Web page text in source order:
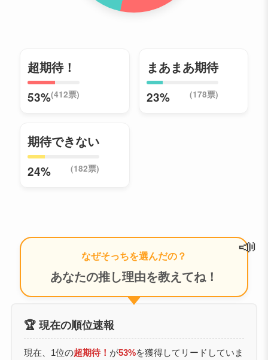
超期待！
53%(412票)
まあまあ期待
23% (178票)
期待できない
24% (182票)
なぜそっちを選んだの？
あなたの推し理由を教えてね！
📣
🏆 現在の順位速報
現在、1位の超期待！ が53%を獲得してリードしていま